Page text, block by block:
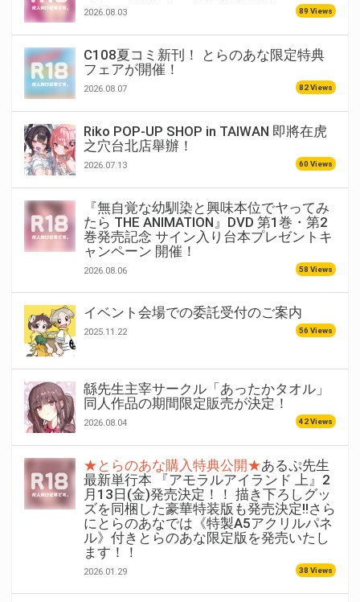
2026.08.03 89 Views
C108夏コミ新刊！ とらのあな限定特典
フェアが開催！
2026.08.07 82 Views
Riko POP-UP SHOP in TAIWAN 即將在虎
之穴台北店舉辦！
2026.07.13 60 Views
『無自覚な幼馴染と興味本位でヤってみ
たら THE ANIMATION』DVD 第1巻・第2
巻発売記念 サイン入り台本プレゼントキ
ャンペーン 開催！
2026.08.06 58 Views
イベント会場での委託受付のご案内
2025.11.22 56 Views
緜先生主宰サークル「あったかタオル」
同人作品の期間限定販売が決定！
2026.08.04 42 Views
★とらのあな購入特典公開★あるぷ先生
最新単行本 『アモラルアイランド 上』2
月13日(金)発売決定！！ 描き下ろしグッ
ズを同梱した豪華特装版も発売決定!!さら
にとらのあなでは《特製A5アクリルパネ
ル》付きとらのあな限定版を発売いたし
ます！！
2026.01.29 38 Views